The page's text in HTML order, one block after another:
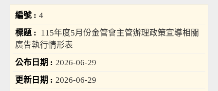
4
115年度5月份金管會主管辦理政策宣導相關
廣告執行情形表
2026-06-29
2026-06-29